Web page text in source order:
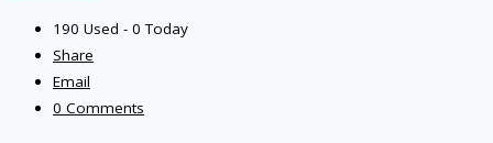
190 Used - 0 Today
Share
Email
0 Comments